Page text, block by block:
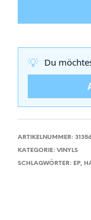
💡 Du
ARTIKELNUMMER: 31356
KATEGORIE: VINYLS
SCHLAGWÖRTER: EP,